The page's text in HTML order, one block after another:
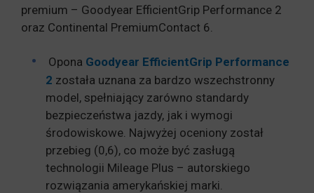
premium – Goodyear EfficientGrip Performance 2
oraz Continental PremiumContact 6.
Opona Goodyear EfficientGrip Performance
2 została uznana za bardzo wszechstronny
model, spełniający zarówno standardy
bezpieczeństwa jazdy, jak i wymogi
środowiskowe. Najwyżej oceniony został
przebieg (0,6), co może być zasługą
technologii Mileage Plus – autorskiego
rozwiązania amerykańskiej marki.